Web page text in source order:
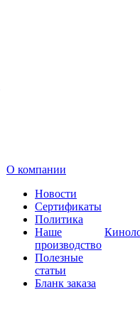
О компании
Новости
Сертификаты
Политика
Наше
производство
Полезные
статьи
Бланк заказа